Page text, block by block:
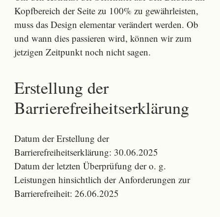
Kopfbereich der Seite zu 100% zu gewährleisten,
muss das Design elementar verändert werden. Ob
und wann dies passieren wird, können wir zum
jetzigen Zeitpunkt noch nicht sagen.
Erstellung der
Barrierefreiheitserklärung
Datum der Erstellung der
Barrierefreiheitserklärung: 30.06.2025
Datum der letzten Überprüfung der o. g.
Leistungen hinsichtlich der Anforderungen zur
Barrierefreiheit: 26.06.2025